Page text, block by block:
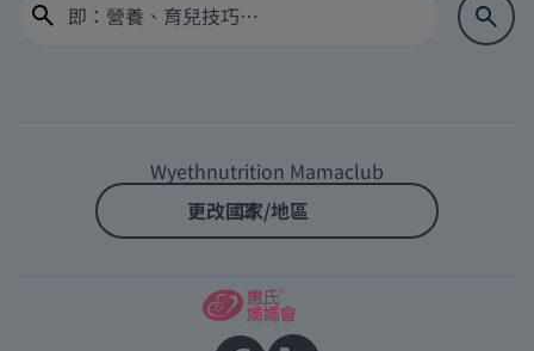
Wyethnutrition Mamaclub
更改國家/地區